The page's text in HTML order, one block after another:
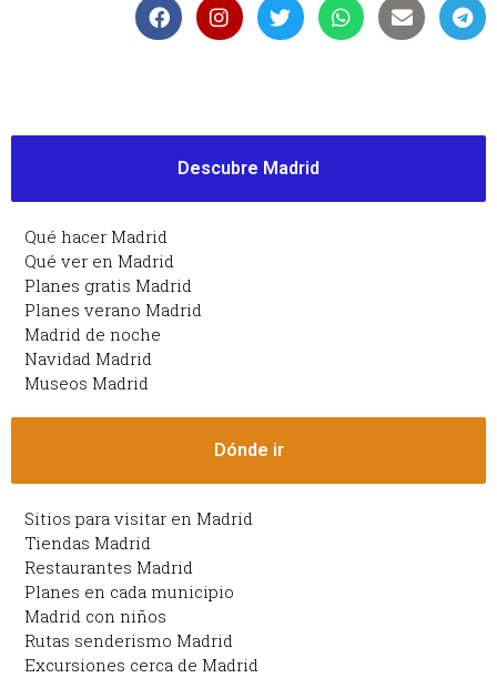
Descubre Madrid
Qué hacer Madrid
Qué ver en Madrid
Planes gratis Madrid
Planes verano Madrid
Madrid de noche
Navidad Madrid
Museos Madrid
Dónde ir
Sitios para visitar en Madrid
Tiendas Madrid
Restaurantes Madrid
Planes en cada municipio
Madrid con niños
Rutas senderismo Madrid
Excursiones cerca de Madrid